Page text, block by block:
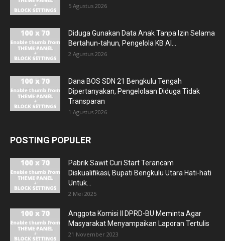
5 Agustus 2026
Diduga Gunakan Data Anak Tanpa Izin Selama
Bertahun-tahun, Pengelola KB Al...
2 Agustus 2026
Dana BOS SDN 21 Bengkulu Tengah
Dipertanyakan, Pengelolaan Diduga Tidak
Transparan
1 Agustus 2026
POSTING POPULER
Pabrik Sawit Curi Start Terancam
Diskualifikasi, Bupati Bengkulu Utara Hati-hati
Untuk...
2 Mei 2025
Anggota Komisi II DPRD-BU Meminta Agar
Masyarakat Menyampaikan Laporan Tertulis
21 November 2023